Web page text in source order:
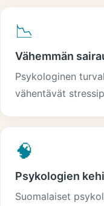
📉
Vähemmän
Psykologinen
vähentävät
🧠
Psykologien
Suomalaiset